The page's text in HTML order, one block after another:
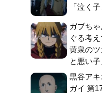
「泣く
ガブち
ぐる考
黄泉の
と悪い子
黒谷ア
ガイ 第